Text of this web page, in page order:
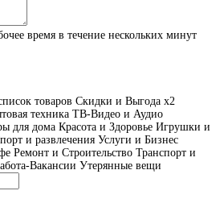
время в течение нескольких минут
товаров Скидки и Выгода x2
техника ТВ-Видео и Аудио
для дома Красота и Здоровье Игрушки и
и развлечения Услуги и Бизнес
Ремонт и Строительство Транспорт и
Вакансии Утерянные вещи